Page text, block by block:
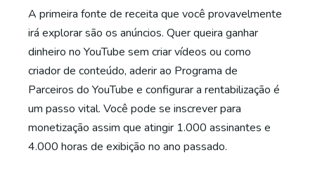
A primeira fonte de receita que você provavelmente
irá explorar são os anúncios. Quer queira ganhar
dinheiro no YouTube sem criar vídeos ou como
criador de conteúdo, aderir ao Programa de
Parceiros do YouTube e configurar a rentabilização é
um passo vital. Você pode se inscrever para
monetização assim que atingir 1.000 assinantes e
4.000 horas de exibição no ano passado.